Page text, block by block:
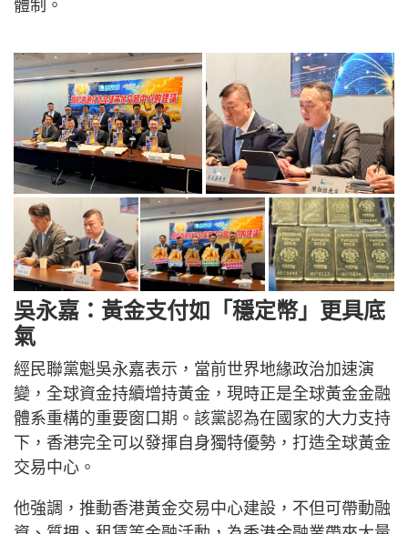
體制。
吳永嘉：黃金支付如「穩定幣」更具底
氣
經民聯黨魁吳永嘉表示，當前世界地緣政治加速演
變，全球資金持續增持黃金，現時正是全球黃金金融
體系重構的重要窗口期。該黨認為在國家的大力支持
下，香港完全可以發揮自身獨特優勢，打造全球黃金
交易中心。
他強調，推動香港黃金交易中心建設，不但可帶動融